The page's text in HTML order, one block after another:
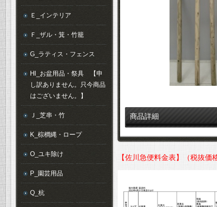
商品詳細
【佐川急便料金表】（税抜価
Ｅ_インテリア
Ｆ_ザル・箕・竹籠
G_ラティス・フェンス
HI_お盆用品・祭具 【申
し訳ありません。只今商品
はございません。】
Ｊ_芝串・竹
K_棕櫚縄・ロープ
O_ユキ除け
P_園芸用品
Q_杭